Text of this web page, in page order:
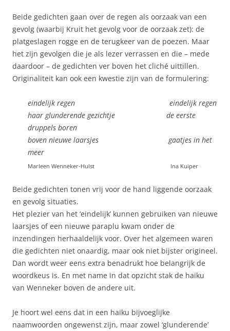
Beide gedichten gaan over de regen als oorzaak van een
gevolg (waarbij Kruit het gevolg voor de oorzaak zet): de
platgeslagen rogge en de terugkeer van de poezen. Maar
het zijn gevolgen die je als lezer verrassen en die – mede
daardoor – de gedichten ver boven het cliché uittillen.
Originaliteit kan ook een kwestie zijn van de formulering:
eindelijk regen eindelijk regen
haar glunderende gezichtje de eerste
druppels boren
boven nieuwe laarsjes gaatjes in het
meer
Marleen Wenneker-Hulst Ina Kuiper
Beide gedichten tonen vrij voor de hand liggende oorzaak
en gevolg situaties.
Het plezier van het ‘eindelijk’ kunnen gebruiken van nieuwe
laarsjes of een nieuwe paraplu kwam onder de
inzendingen herhaaldelijk voor. Over het algemeen waren
die gedichten niet onaardig, maar ook niet bijster origineel.
Dan wordt weer eens extra benadrukt hoe belangrijk de
woordkeus is. En met name in dat opzicht stak de haiku
van Wenneker boven de andere uit.
Je hoort wel eens dat in een haiku bijvoeglijke
naamwoorden ongewenst zijn, maar zowel ‘glunderende’